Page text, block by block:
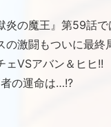
炎の魔王』第59話で
の激闘もついに最終
ェVSアバン＆ヒヒ!!
の運命は…!?